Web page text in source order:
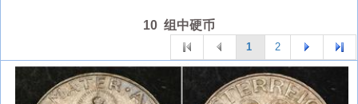
10 组中硬币
1 2